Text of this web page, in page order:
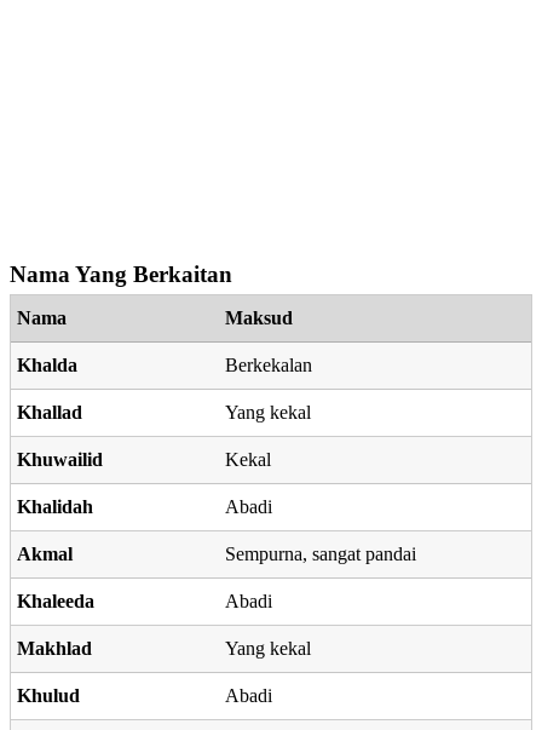
Nama Yang Berkaitan
Nama Maksud
Khalda Berkekalan
Khallad Yang kekal
Khuwailid Kekal
Khalidah Abadi
Akmal Sempurna, sangat pandai
Khaleeda Abadi
Makhlad Yang kekal
Khulud Abadi